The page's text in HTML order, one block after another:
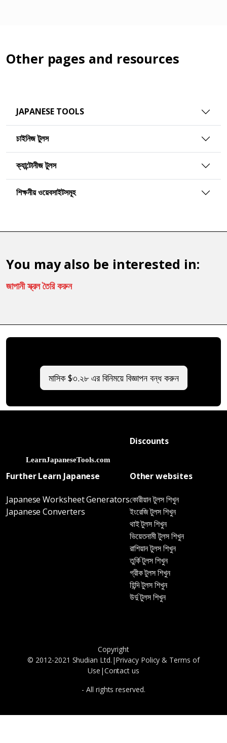
Other pages and resources
JAPANESE TOOLS
চাইনিজ টুলস
ক্যান্টোনীজ টুলস
শিক্ষনীয় ওয়েবসাইটসমূহ
You may also be interested in:
জাপানী স্ক্রল তৈরি করুন
মাসিক $৩.২৮ এর বিনিময়ে বিজ্ঞাপন বন্ধ করুন
Discounts
Further Learn Japanese
Japanese Worksheet Generators
Japanese Converters
Other websites
কোরীয়ান টুলস শিখুন
ইংরেজি টুলস শিখুন
থাই টুলস শিখুন
ভিয়েতনামী টুলস শিখুন
রাশিয়ান টুলস শিখুন
তুর্কি টুলস শিখুন
গ্রীক টুলস শিখুন
হিন্দি টুলস শিখুন
উর্দু টুলস শিখুন
Copyright
© 2012-2021 Shudian Ltd.|Privacy Policy & Terms of
Use |Contact us
- All rights reserved.